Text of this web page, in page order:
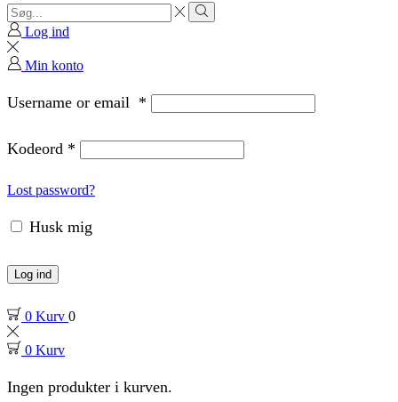
Search
input
Search
Log ind
Min konto
Username or email *
Kodeord *
Lost password?
Husk mig
Log ind
0 Kurv 0
0 Kurv
Ingen produkter i kurven.